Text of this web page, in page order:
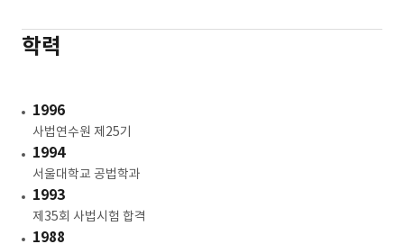
2006-07
수원지방법원 판사
2001-03
서울행정법원 판사
1999-01
서울중앙지방법원 판사
학력
1996
사법연수원 제25기
1994
서울대학교 공법학과
1993
제35회 사법시험 합격
1988